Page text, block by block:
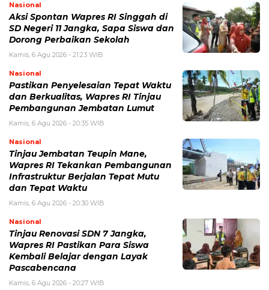
Nasional
Aksi Spontan Wapres RI Singgah di
SD Negeri 11 Jangka, Sapa Siswa dan
Dorong Perbaikan Sekolah
Kamis, 6 Agu 2026 - 21:23 WIB
Nasional
Pastikan Penyelesaian Tepat Waktu
dan Berkualitas, Wapres RI Tinjau
Pembangunan Jembatan Lumut
Kamis, 6 Agu 2026 - 20:35 WIB
Nasional
Tinjau Jembatan Teupin Mane,
Wapres RI Tekankan Pembangunan
Infrastruktur Berjalan Tepat Mutu
dan Tepat Waktu
Kamis, 6 Agu 2026 - 20:30 WIB
Nasional
Tinjau Renovasi SDN 7 Jangka,
Wapres RI Pastikan Para Siswa
Kembali Belajar dengan Layak
Pascabencana
Kamis, 6 Agu 2026 - 20:27 WIB